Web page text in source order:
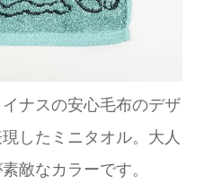
ナスの安心毛布のデザ
したミニタオル。大人
敵なカラーです。